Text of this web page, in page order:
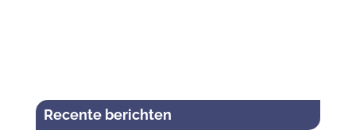
Recente berichten